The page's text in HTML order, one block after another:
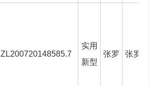
ZL200720148585.7
实用
新型
张罗 张罗